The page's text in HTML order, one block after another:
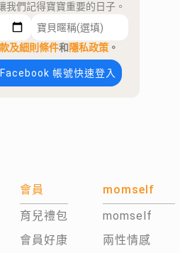
我們記得寶寶重要的日子。
及細則條件和隱私政策 。
Facebook 帳號快速登入
會員
育兒禮包
會員好康
momself
momself
兩性情感